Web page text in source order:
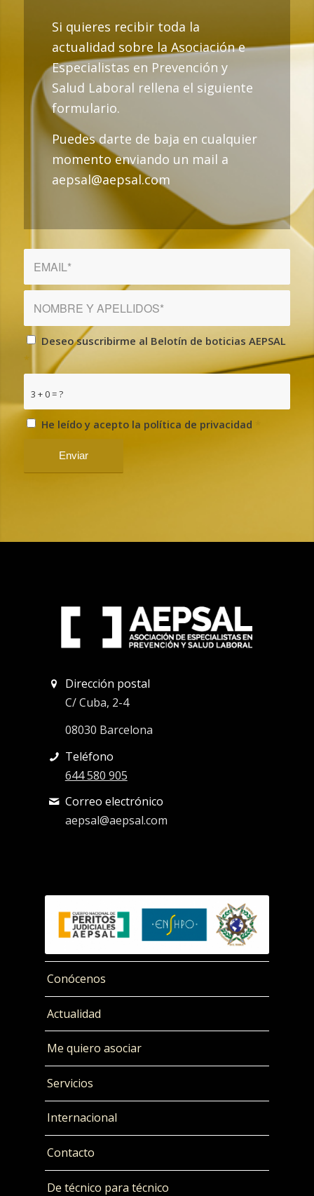
Si quieres recibir toda la
actualidad sobre la Asociación e
Especialistas en Prevención y
Salud Laboral rellena el siguiente
formulario.
Puedes darte de baja en cualquier
momento enviando un mail a
aepsal@aepsal.com
Deseo suscribirme al Belotín de boticias AEPSAL
*
3 + 0 = ?
He leído y acepto la política de privacidad
Dirección postal
C/ Cuba, 2-4
08030 Barcelona
Teléfono
644 580 905
Correo electrónico
aepsal@aepsal.com
Conócenos
Actualidad
Me quiero asociar
Servicios
Internacional
Contacto
De técnico para técnico